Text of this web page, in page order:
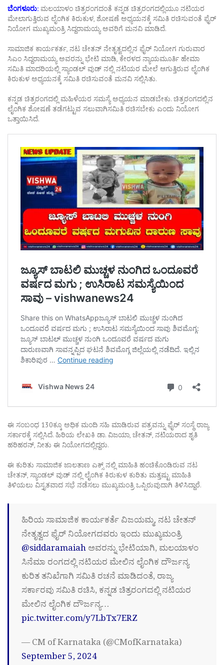
ಬೆಂಗಳೂರು: ಮಲಯಾಳಂ ಚಿತ್ರರಂಗದಂತೆ ಕನ್ನಡ ಚಿತ್ರರಂಗದಲ್ಲಿಯೂ ನಟಿಯರ
ಮೇಲಾಗುತ್ತಿರುವ ಲೈಂಗಿಕ ಕಿರುಕುಳ, ಶೋಷಣೆ ಅಧ್ಯಯನಕ್ಕೆ ಸಮಿತಿ ರಚಿಸುವಂತೆ ಫೈರ್
ನಿಯೋಗ ಮುಖ್ಯಮಂತ್ರಿ ಸಿದ್ದರಾಮಯ್ಯ ಅವರಿಗೆ ಮನವಿ ಮಾಡಿದೆ.
ಸಾಮಾಜಿಕ ಕಾರ್ಯಕರ್ತ, ನಟ ಚೇತನ್ ನೇತೃತ್ವದಲ್ಲಿನ ಫೈರ್ ನಿಯೋಗ ಗುರುವಾರ
ಸಿಎಂ ಸಿದ್ದರಾಮಯ್ಯ ಅವರನ್ನು ಭೇಟಿ ಮಾಡಿ, ಕೇರಳದ ನ್ಯಾಯಮೂರ್ತಿ ಹೇಮಾ
ಸಮಿತಿ ಮಾದರಿಯಲ್ಲಿ ಸ್ಯಾಂಡಲ್ ವುಡ್ ನಲ್ಲಿ ನಟಿಯರ ಮೇಲೆ ಆಗುತ್ತಿರುವ ಲೈಂಗಿಕ
ಕಿರುಕುಳ ಅಧ್ಯಯನಕ್ಕೆ ಸಮಿತಿ ರಚಿಸುವಂತೆ ಮನವಿ ಸಲ್ಲಿಸಿತು.
ಕನ್ನಡ ಚಿತ್ರರಂಗದಲ್ಲಿ ಮಹಿಳೆಯರ ಸಮಸ್ಯೆ ಅಧ್ಯಯನ ಮಾಡಬೇಕು. ಚಿತ್ರರಂಗದಲ್ಲಿನ
ಲೈಂಗಿಕ ಶೋಷಣೆ ತಡೆಗಟ್ಟುವ ಸಲುವಾಗಿಸಮಿತಿ ರಚಿಸಬೇಕು ಎಂದು ನಿಯೋಗ
ಒತ್ತಾಯಿಸಿದೆ.
ಈ ಸಂಬಂಧ 130ಕ್ಕೂ ಅಧಿಕ ಮಂದಿ ಸಹಿ ಮಾಡಿರುವ ಪತ್ರವನ್ನು ಫೈರ್ ಸಂಸ್ಥೆ ರಾಜ್ಯ
ಸರ್ಕಾರಕ್ಕೆ ಸಲ್ಲಿಸಿದೆ. ಹಿರಿಯ ಲೇಖಕಿ ಡಾ. ವಿಜಯಾ, ಚೇತನ್, ನಟಿಯರಾದ ಶೃತಿ
ಹರಿಹರನ್, ನೀತು ಈ ನಿಯೋಗದಲ್ಲಿದ್ದರು.
ಈ ಕುರಿತು ಸಾಮಾಜಿಕ ಜಾಲತಾಣ ಎಕ್ಸ್ ನಲ್ಲಿ ಮಾಹಿತಿ ಹಂಚಿಕೊಂಡಿರುವ ನಟ
ಚೇತನ್, ಸ್ಯಾಂಡಲ್ ವುಡ್ ನಲ್ಲಿ ಲೈಂಗಿಕ ಕಿರುಕುಳ ಕುರಿತು ಮತ್ತಷ್ಟು ಮಾಹಿತಿ
ತಿಳಿಯಲು ವಿಸ್ತೃತವಾದ ಸಭೆ ನಡೆಸಲು ಮುಖ್ಯಮಂತ್ರಿ ಒಪ್ಪಿರುವುದಾಗಿ ತಿಳಿಸಿದ್ದಾರೆ.
ಹಿರಿಯ ಸಾಮಾಜಿಕ ಕಾರ್ಯಕರ್ತೆ ವಿಜಯಮ್ಮ, ನಟ ಚೇತನ್
ನೇತೃತ್ವದ ಫೈರ್ ನಿಯೋಗದವರು ಇಂದು ಮುಖ್ಯಮಂತ್ರಿ
@siddaramaiah ಅವರನ್ನು ಭೇಟಿಯಾಗಿ, ಮಲಯಾಳಂ
ಸಿನೆಮಾ ರಂಗದಲ್ಲಿ ನಟಿಯರ ಮೇಲಿನ ಲೈಂಗಿಕ ದೌರ್ಜನ್ಯ
ಕುರಿತ ತನಿಖೆಗಾಗಿ ಸಮಿತಿ ರಚನೆ ಮಾಡಿದಂತೆ, ರಾಜ್ಯ
ಸರ್ಕಾರವು ಸಮಿತಿ ರಚಿಸಿ, ಕನ್ನಡ ಚಿತ್ರರಂಗದಲ್ಲಿ ನಟಿಯರ
ಮೇಲಿನ ಲೈಂಗಿಕ ದೌರ್ಜನ್ಯ…
pic.twitter.com/y7LbTx7ERZ
— CM of Karnataka (@CMofKarnataka)
September 5, 2024